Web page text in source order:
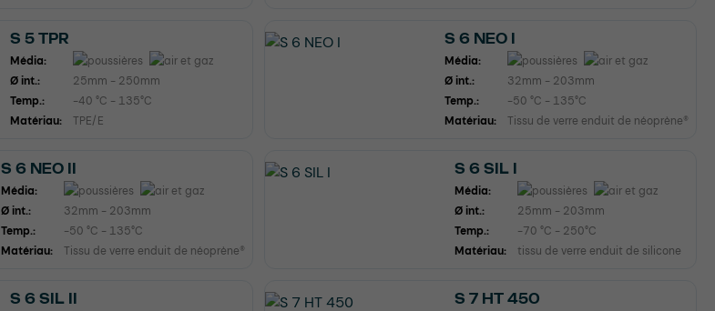
S 5 TPR
Média:
Ø int.:
25mm - 250mm
Temp.:
-40 °C - 135°C
Matériau:
TPE/E
S 6 NEO I
Média:
Ø int.:
32mm - 203mm
Temp.:
-50 °C - 135°C
Matériau:
Tissu de verre enduit de néoprène®
S 6 NEO II
Média:
Ø int.:
32mm - 203mm
Temp.:
-50 °C - 135°C
Matériau:
Tissu de verre enduit de néoprène®
S 6 SIL I
Média:
Ø int.:
25mm - 203mm
Temp.:
-70 °C - 250°C
Matériau:
tissu de verre enduit de silicone
S 6 SIL II S 7 HT 450